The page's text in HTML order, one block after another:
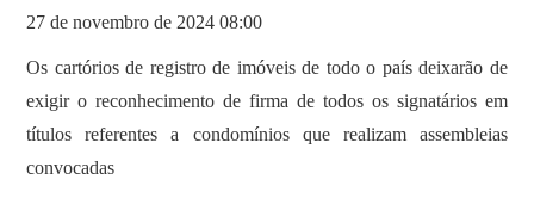
27 de novembro de 2024 08:00
Os cartórios de registro de imóveis de todo o país deixarão de
exigir o reconhecimento de firma de todos os signatários em
títulos referentes a condomínios que realizam assembleias
convocadas